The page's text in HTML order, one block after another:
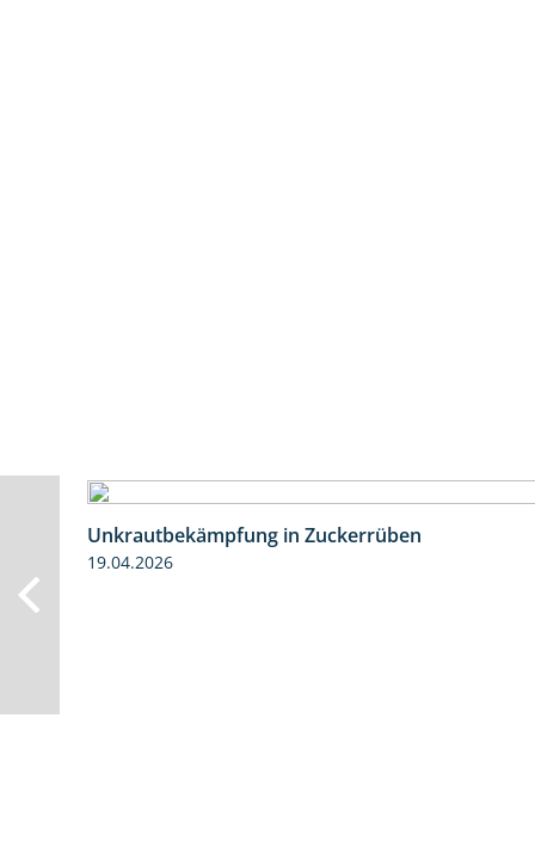
Unkrautbekämpfung in Zuckerrüben
19.04.2026